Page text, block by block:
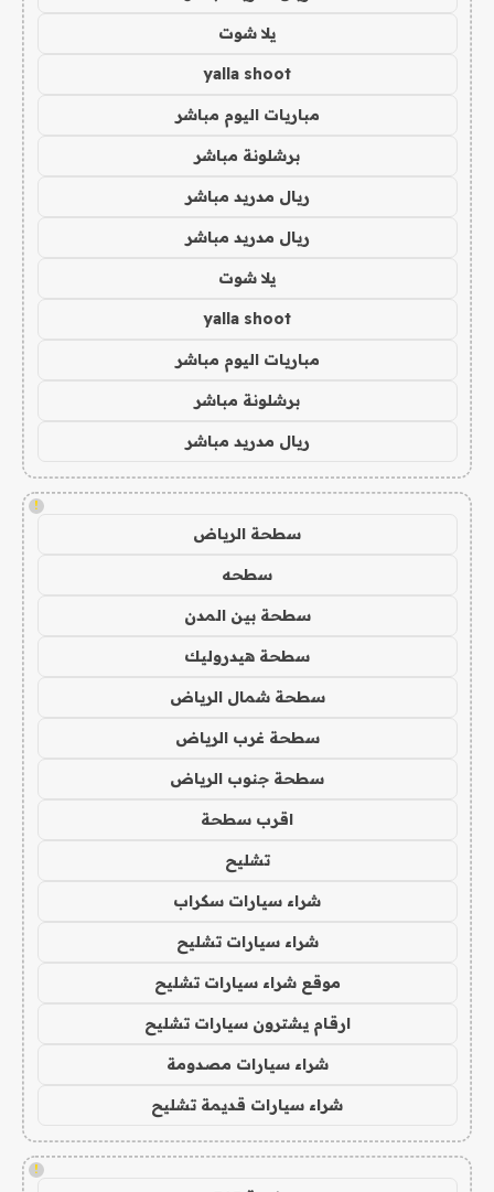
يلا شوت
yalla shoot
مباريات اليوم مباشر
برشلونة مباشر
ريال مدريد مباشر
ريال مدريد مباشر
يلا شوت
yalla shoot
مباريات اليوم مباشر
برشلونة مباشر
ريال مدريد مباشر
!
سطحة الرياض
سطحه
سطحة بين المدن
سطحة هيدروليك
سطحة شمال الرياض
سطحة غرب الرياض
سطحة جنوب الرياض
اقرب سطحة
تشليح
شراء سيارات سكراب
شراء سيارات تشليح
موقع شراء سيارات تشليح
ارقام يشترون سيارات تشليح
شراء سيارات مصدومة
شراء سيارات قديمة تشليح
!